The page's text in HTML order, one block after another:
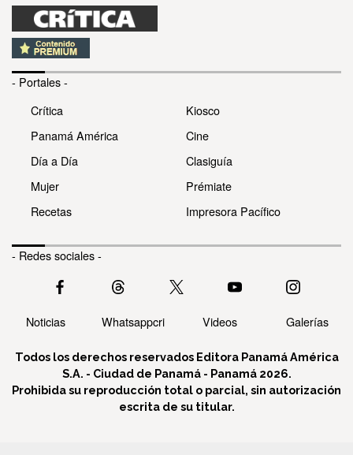
- Portales -
Crítica
Panamá América
Día a Día
Mujer
Recetas
Kiosco
Cine
Clasiguía
Prémiate
Impresora Pacífico
- Redes sociales -
Noticias Whatsappcri Videos Galerías
Todos los derechos reservados Editora Panamá América
S.A. - Ciudad de Panamá - Panamá 2026.
Prohibida su reproducción total o parcial, sin autorización
escrita de su titular.